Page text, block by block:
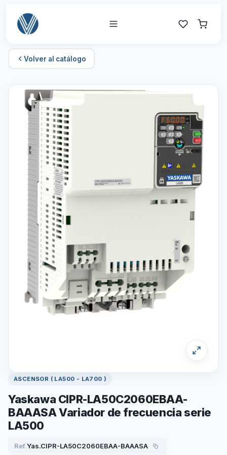
Volver al catálogo
ASCENSOR ( LA500 - LA700 )
Yaskawa CIPR-LA50C2060EBAA-
BAAASA Variador de frecuencia serie
LA500
Ref.Yas.CIPR-LA50C2060EBAA-BAAASA